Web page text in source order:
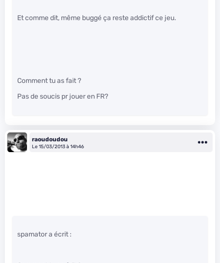
Et comme dit, même buggé ça reste addictif ce jeu.
Comment tu as fait ?
Pas de soucis pr jouer en FR?
raoudoudou
Le 15/03/2013 à 14h46
spamator a écrit :